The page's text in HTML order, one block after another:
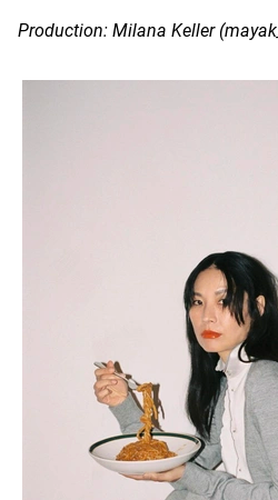
Production: Milana Keller